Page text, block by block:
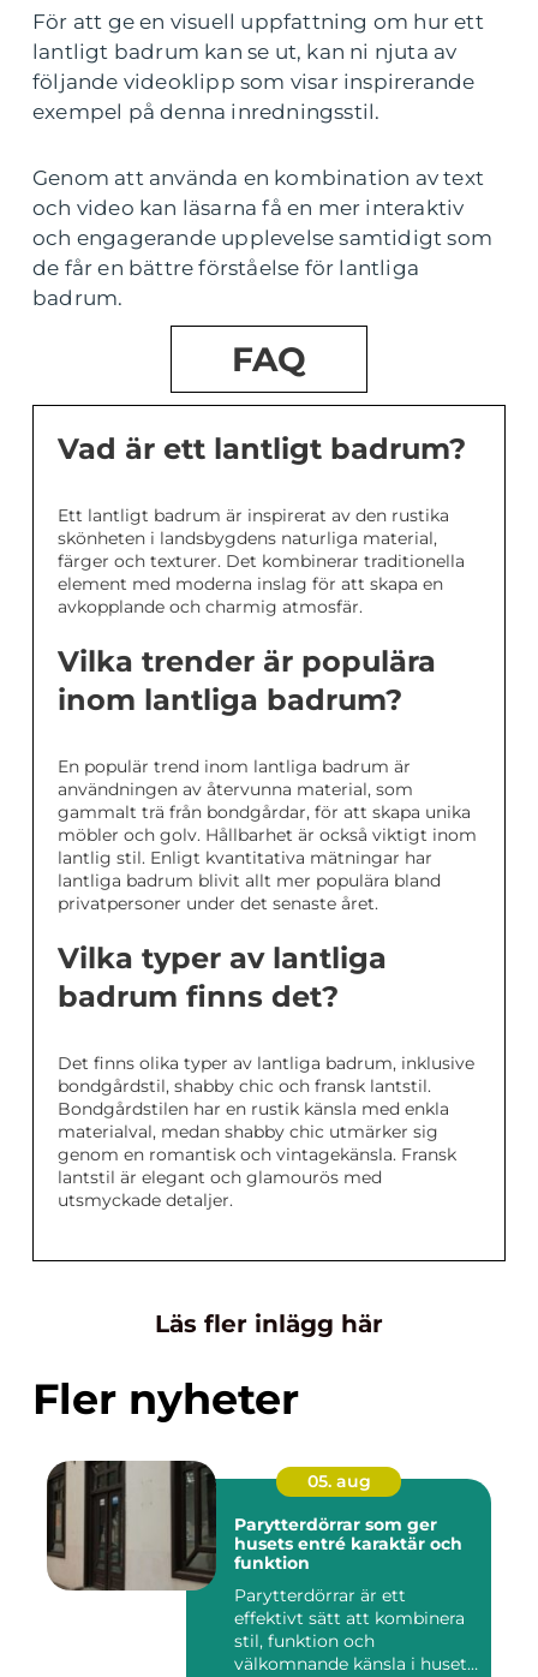
För att ge en visuell uppfattning om hur ett
lantligt badrum kan se ut, kan ni njuta av
följande videoklipp som visar inspirerande
exempel på denna inredningsstil.
Genom att använda en kombination av text
och video kan läsarna få en mer interaktiv
och engagerande upplevelse samtidigt som
de får en bättre förståelse för lantliga
badrum.
FAQ
Vad är ett lantligt badrum?
Ett lantligt badrum är inspirerat av den rustika
skönheten i landsbygdens naturliga material,
färger och texturer. Det kombinerar traditionella
element med moderna inslag för att skapa en
avkopplande och charmig atmosfär.
Vilka trender är populära
inom lantliga badrum?
En populär trend inom lantliga badrum är
användningen av återvunna material, som
gammalt trä från bondgårdar, för att skapa unika
möbler och golv. Hållbarhet är också viktigt inom
lantlig stil. Enligt kvantitativa mätningar har
lantliga badrum blivit allt mer populära bland
privatpersoner under det senaste året.
Vilka typer av lantliga
badrum finns det?
Det finns olika typer av lantliga badrum, inklusive
bondgårdstil, shabby chic och fransk lantstil.
Bondgårdstilen har en rustik känsla med enkla
materialval, medan shabby chic utmärker sig
genom en romantisk och vintagekänsla. Fransk
lantstil är elegant och glamourös med
utsmyckade detaljer.
Läs fler inlägg här
Fler nyheter
05. aug
Parytterdörrar som ger
husets entré karaktär och
funktion
Parytterdörrar är ett
effektivt sätt att kombinera
stil, funktion och
välkomnande känsla i husets